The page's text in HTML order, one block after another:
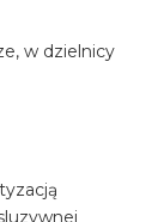
w dzielnicy